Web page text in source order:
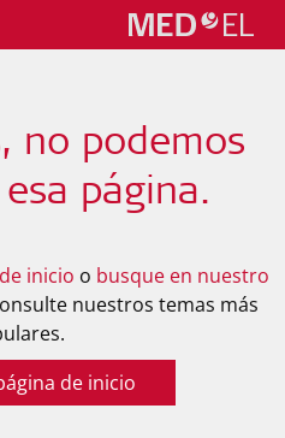
no podemos
página.
inicio o busque en nuestro
nuestros temas más
de inicio